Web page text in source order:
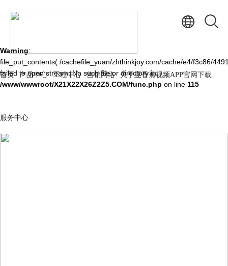
Warning
on line127
Warning:
file_put_contents(./cachefile_yuan/zhthinkjoy.com/cache/e4/f3c86/
failed to open stream: No such file or directory in
/www/wwwroot/X21X22X26Z2Z5.COM/func.php on line 115
首页 产品中心 工程中心 营销网络 关于亚香蕉视频APP官网下载
服务中心